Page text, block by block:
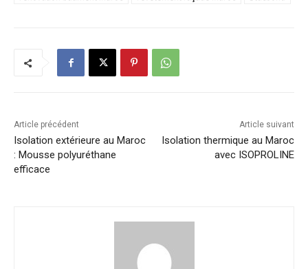
Article précédent
Isolation extérieure au Maroc
: Mousse polyuréthane
efficace
Article suivant
Isolation thermique au Maroc
avec ISOPROLINE